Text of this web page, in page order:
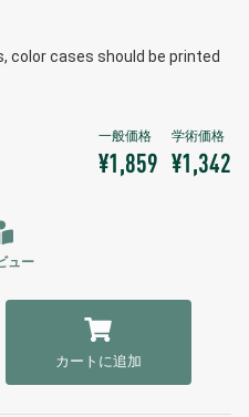
cases should be printed
¥1,859 ¥1,342
ュー
カートに追加